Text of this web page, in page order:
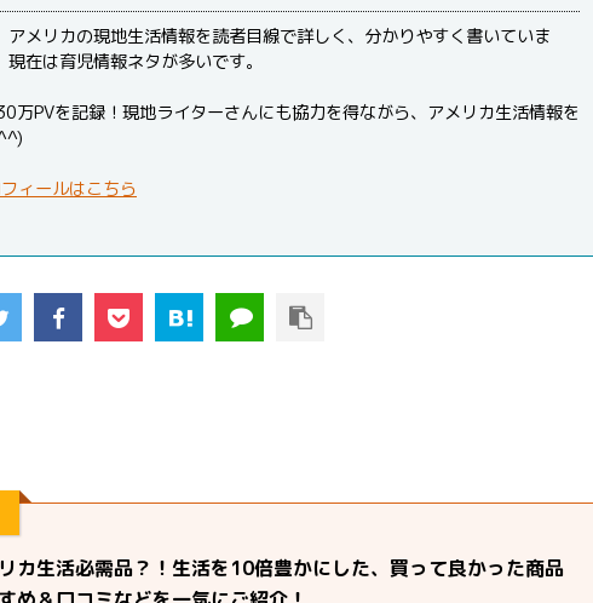
アメリカの現地生活情報を読者目線で詳しく、分かりやすく書いていま
在は育児情報ネタが多いです。
万PVを記録！現地ライターさんにも協力を得ながら、アメリカ生活情報を
ィールはこちら
カ生活必需品？！生活を10倍豊かにした、買って良かった商品